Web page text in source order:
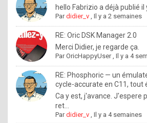
o
l
e
x
.
I
f
y
hello Fabrizio a déjà publié il
Pardidier_v ,Il y a 2 semaines
RE: Oric DSK Manager 2.0
Merci Didier, je regarde ça.
ParOricHappyUser,Il y a 4
RE: Phosphoric — un
cycle-accurate en C11, tout
Ca y est, j'avance. J'espere
ret...
Pardidier_v ,Il y a 4 semaines